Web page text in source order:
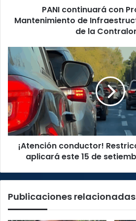
de
PANI continuará con
Mantenimiento de
de la
¡Atención
conductor!
Restricción
vehicular
no
aplicará
este
15
de
setiembre
¡Atención conductor!
aplicará este 15 de
Publicaciones relacionadas